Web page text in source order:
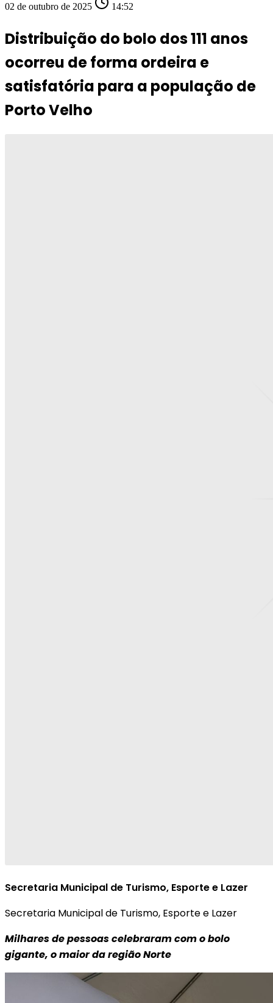
02 de outubro de 2025 14:52
Distribuição do bolo dos 111 anos
ocorreu de forma ordeira e
satisfatória para a população de
Porto Velho
Secretaria Municipal de Turismo, Esporte e Lazer
Secretaria Municipal de Turismo, Esporte e Lazer
Milhares de pessoas celebraram com o bolo
gigante, o maior da região Norte